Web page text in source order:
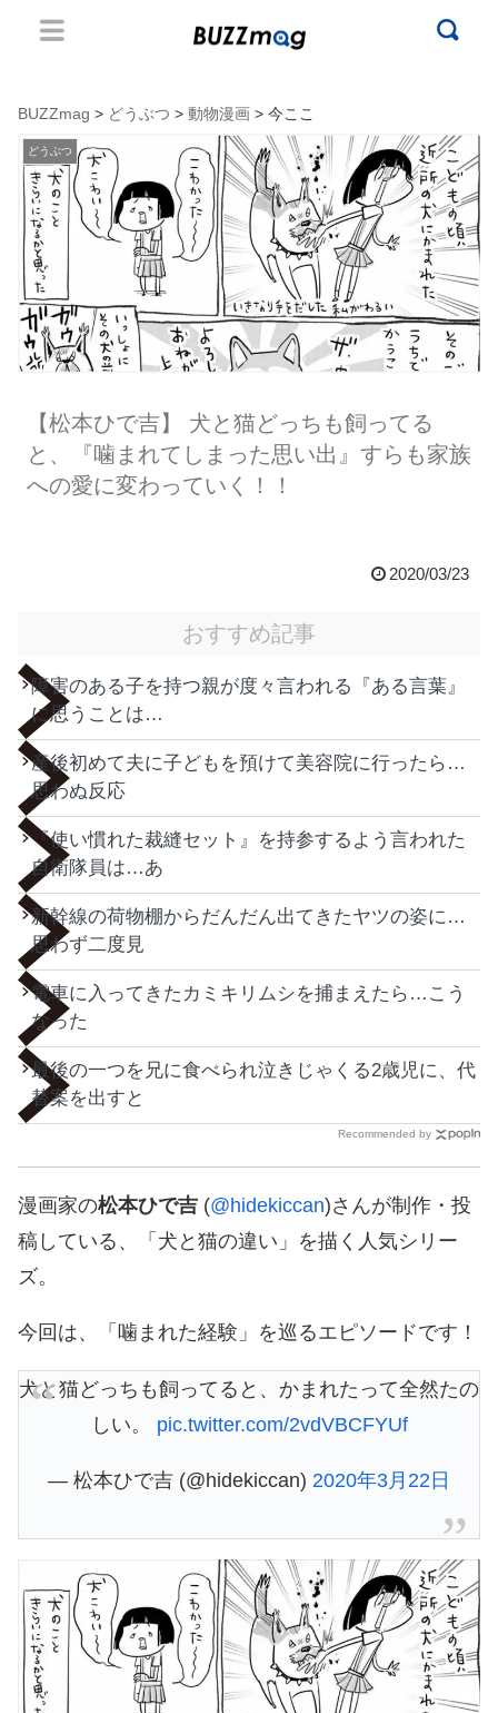
BUZZmag > どうぶつ > 動物漫画 > 今ここ
どうぶつ
【松本ひで吉】 犬と猫どっちも飼ってる
と、『噛まれてしまった思い出』すらも家族
への愛に変わっていく！！
2020/03/23
おすすめ記事
障害のある子を持つ親が度々言われる『ある言葉』
に思うことは…
産後初めて夫に子どもを預けて美容院に行ったら…
思わぬ反応
『使い慣れた裁縫セット』を持参するよう言われた
自衛隊員は…あ
新幹線の荷物棚からだんだん出てきたヤツの姿に…
思わず二度見
電車に入ってきたカミキリムシを捕まえたら…こう
なった
最後の一つを兄に食べられ泣きじゃくる2歳児に、代
替案を出すと
Recommended by
漫画家の松本ひで吉 (@hidekiccan)さんが制作・投
稿している、「犬と猫の違い」を描く人気シリー
ズ。
今回は、「噛まれた経験」を巡るエピソードです！
犬と猫どっちも飼ってると、かまれたって全然たの
しい。 pic.twitter.com/2vdVBCFYUf
— 松本ひで吉 (@hidekiccan) 2020年3月22日